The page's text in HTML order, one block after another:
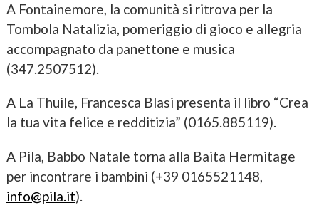
A Fontainemore, la comunità si ritrova per la
Tombola Natalizia, pomeriggio di gioco e allegria
accompagnato da panettone e musica
(347.2507512).
A La Thuile, Francesca Blasi presenta il libro “Crea
la tua vita felice e redditizia” (0165.885119).
A Pila, Babbo Natale torna alla Baita Hermitage
per incontrare i bambini (+39 0165521148,
info@pila.it).